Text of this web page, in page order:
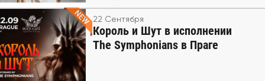
22 Сентября
Король и Шут в исполнении
The Symphonians в Праге